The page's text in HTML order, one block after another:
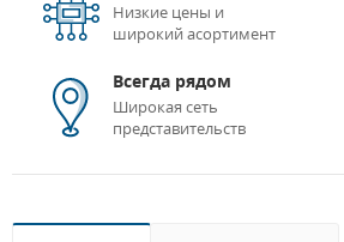
Низкие цены и
широкий асортимент
Всегда рядом
Широкая сеть
представительств